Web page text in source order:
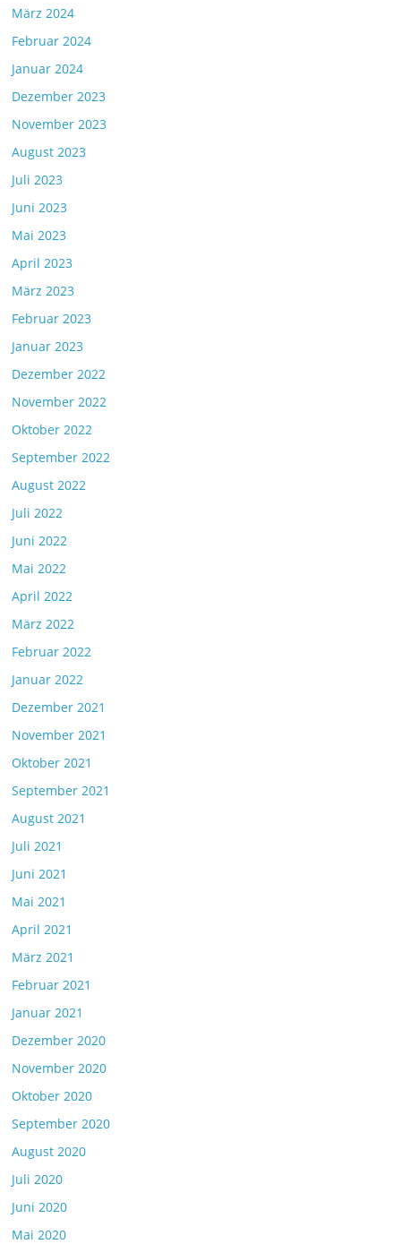
März 2024
Februar 2024
Januar 2024
Dezember 2023
November 2023
August 2023
Juli 2023
Juni 2023
Mai 2023
April 2023
März 2023
Februar 2023
Januar 2023
Dezember 2022
November 2022
Oktober 2022
September 2022
August 2022
Juli 2022
Juni 2022
Mai 2022
April 2022
März 2022
Februar 2022
Januar 2022
Dezember 2021
November 2021
Oktober 2021
September 2021
August 2021
Juli 2021
Juni 2021
Mai 2021
April 2021
März 2021
Februar 2021
Januar 2021
Dezember 2020
November 2020
Oktober 2020
September 2020
August 2020
Juli 2020
Juni 2020
Mai 2020